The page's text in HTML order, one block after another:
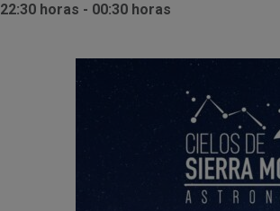
22:30 horas - 00:30 horas